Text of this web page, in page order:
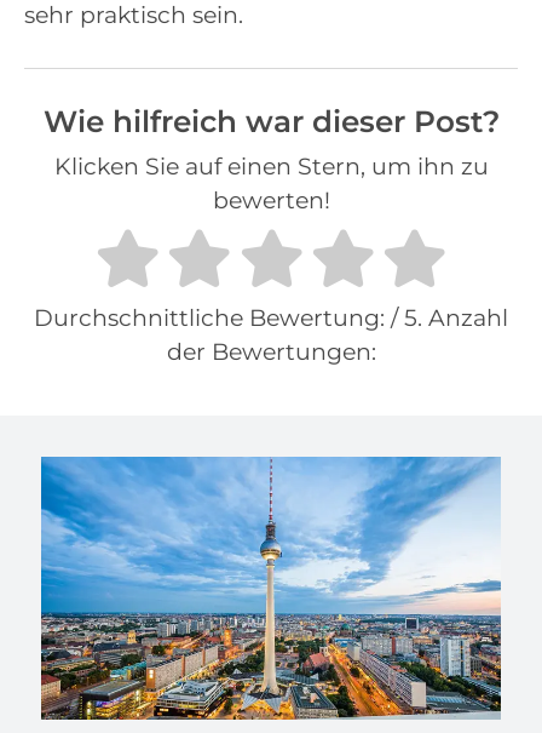
sehr praktisch sein.
Wie hilfreich war dieser Post?
Klicken Sie auf einen Stern, um ihn zu
bewerten!
Durchschnittliche Bewertung: / 5. Anzahl
der Bewertungen: